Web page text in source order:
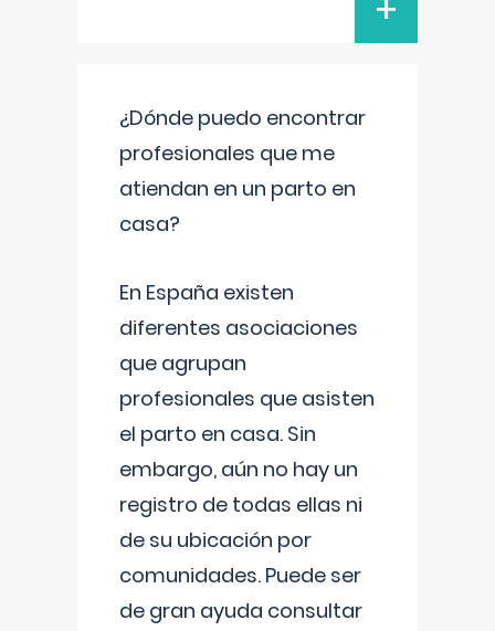
¿Dónde puedo encontrar
profesionales que me
atiendan en un parto en
casa?
En España existen
diferentes asociaciones
que agrupan
profesionales que asisten
el parto en casa. Sin
embargo, aún no hay un
registro de todas ellas ni
de su ubicación por
comunidades. Puede ser
de gran ayuda consultar